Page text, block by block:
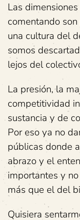
Las
comentando
una cultura del
somos
lejos del
La presión, la
competitividad
sustancia y de
Por eso ya no
públicas donde
abrazo y el
importantes y
más que el del
Quisiera